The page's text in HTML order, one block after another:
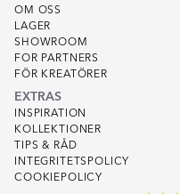
OM OSS
LAGER
SHOWROOM
FOR PARTNERS
FÖR KREATÖRER
EXTRAS
INSPIRATION
KOLLEKTIONER
TIPS & RÅD
INTEGRITETSPOLICY
COOKIEPOLICY